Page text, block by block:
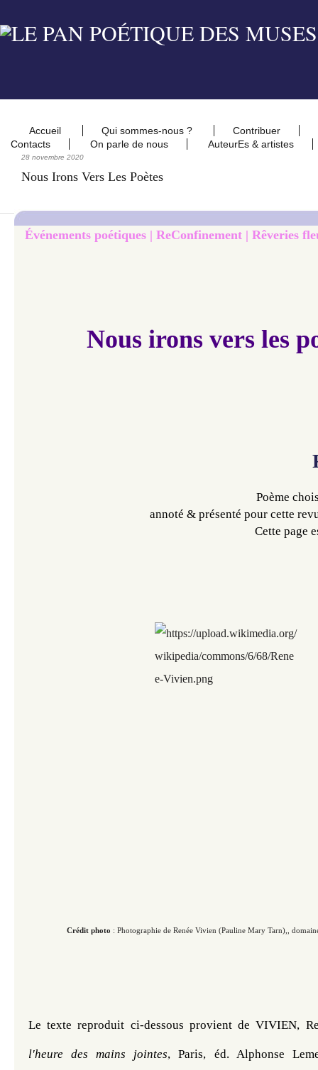
Accueil Qui sommes-nous ?
Contribuer
Contacts
On parle de nous AuteurEs & artistes
28 novembre 2020
Nous Irons Vers Les Poètes
Événements poétiques | ReConfinement | Rêveries
Nous irons vers les
Poème
annoté & présenté pour cette
Cette page
Crédit photo : Photographie de Renée Vivien (Pauline Mary Tarn),,
Le texte reproduit ci-dessous provient de VIVIEN,
l'heure des mains jointes, Paris, éd. Alphonse